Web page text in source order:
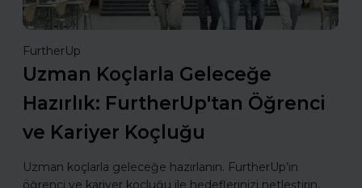
FurtherUp
Uzman Koçlarla Geleceğe
Hazırlık: FurtherUp'tan Öğrenci
ve Kariyer Koçluğu
Uzman koçlarla geleceğe hazırlanın. FurtherUp’ın